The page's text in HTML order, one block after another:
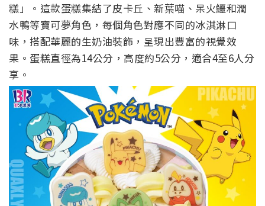
糕」。這款蛋糕集結了皮卡丘、新葉喵、呆火鱷和潤
水鴨等寶可夢角色，每個角色對應不同的冰淇淋口
味，搭配華麗的生奶油裝飾，呈現出豐富的視覺效
果。蛋糕直徑為14公分，高度約5公分，適合4至6人分
享。